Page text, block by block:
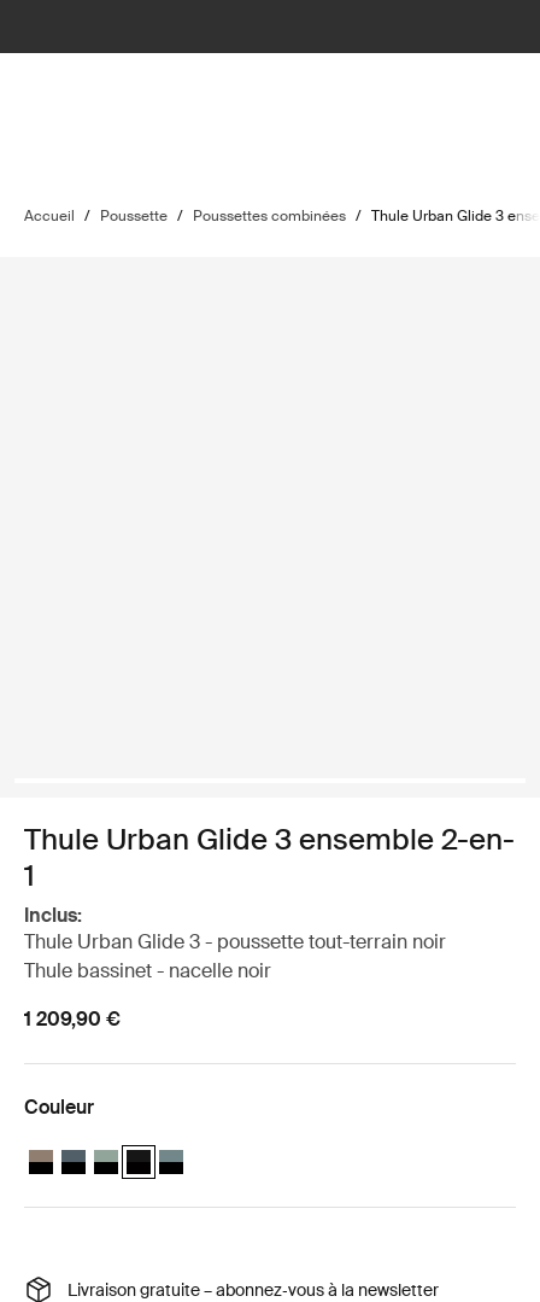
Accueil / Poussette / Poussettes combinées / Thule Urban Glide 3
Thule Urban Glide 3 ensemble 2-en-
1
Inclus:
Thule Urban Glide 3 - poussette tout-terrain noir
Thule bassinet - nacelle noir
1 209,90 €
Couleur
Thule Urban Glide 3 ensemble 2-en-1 Tinted Taupe on Black
Thule Urban Glide 3 ensemble 2-en-1 Ardoise foncée sur noir
Thule Urban Glide 3 ensemble 2-en-1 Vert brume sur noir
Thule Urban Glide 3 ensemble 2-en-1 Noir sur noir
Thule Urban Glide 3 ensemble 2-en-1 Bleu moyen
Livraison gratuite – abonnez‑vous à la newsletter